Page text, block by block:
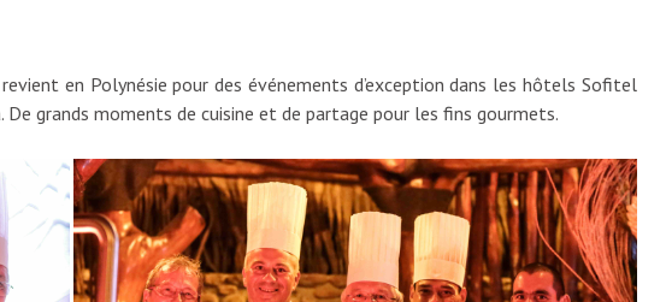
en Polynésie pour des événements d’exception dans les hôtels Sofitel
grands moments de cuisine et de partage pour les fins gourmets.